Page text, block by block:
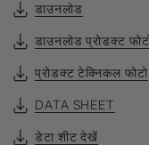
डाउनलोड
डाउनलोड प्रोडक्ट
प्रोडक्ट टेक्निकल फोटो
DATA SHEET
डेटा शीट देखें